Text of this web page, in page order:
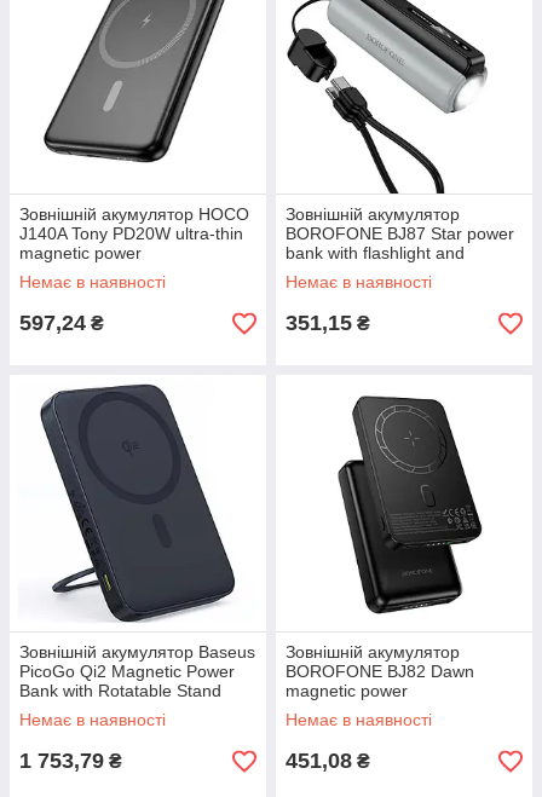
Зовнішній акумулятор HOCO
J140A Tony PD20W ultra-thin
magnetic power
bank(5000mAh) Black
Немає в наявності
597,24 ₴
Зовнішній акумулятор
BOROFONE BJ87 Star power
bank with flashlight and
cable(5000mAh) Black
Немає в наявності
351,15 ₴
Зовнішній акумулятор Baseus
PicoGo Qi2 Magnetic Power
Bank with Rotatable Stand
5000mAh 20W Cosmic Black
(with Simply Series
Немає в наявності
1 753,79 ₴
Зовнішній акумулятор
BOROFONE BJ82 Dawn
magnetic power
bank(5000mAh) Black
Немає в наявності
451,08 ₴